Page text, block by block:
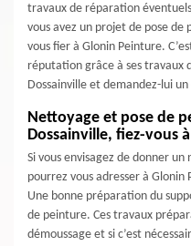
travaux de réparation
vous avez un projet de pose
vous fier à Glonin Peinture.
réputation grâce à ses travaux
Dossainville et demandez-lui
Nettoyage et pose de
Dossainville, fiez-vous
Si vous envisagez de donner
pourrez vous adresser à
Une bonne préparation du
de peinture. Ces travaux
démoussage et si c’est